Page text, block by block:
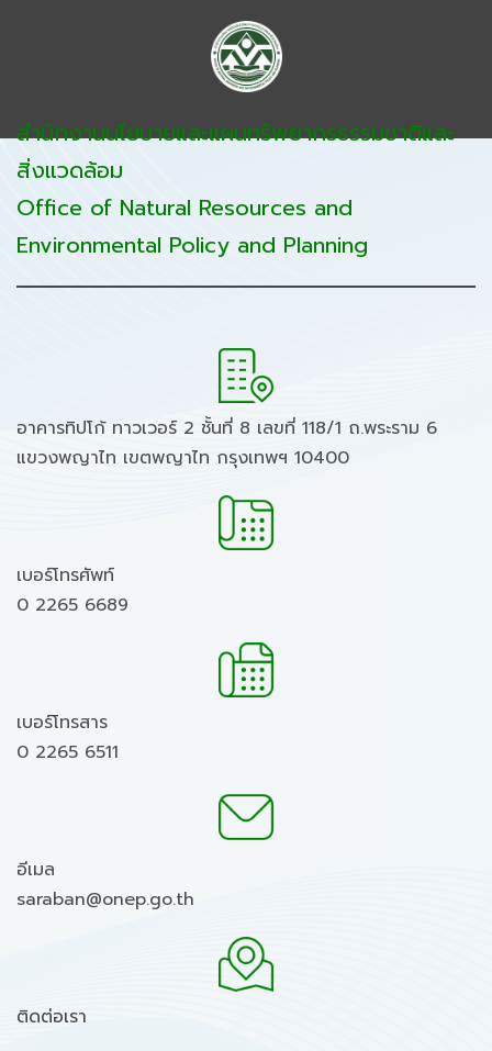
สำนักงานนโยบายและแผนทรัพยากรธรรมชาติและ
สิ่งแวดล้อม
Office of Natural Resources and
Environmental Policy and Planning
อาคารทิปโก้ ทาวเวอร์ 2 ชั้นที่ 8 เลขที่ 118/1 ถ.พระราม 6
แขวงพญาไท เขตพญาไท กรุงเทพฯ 10400
เบอร์โทรศัพท์
0 2265 6689
เบอร์โทรสาร
0 2265 6511
อีเมล
saraban@onep.go.th
ติดต่อเรา